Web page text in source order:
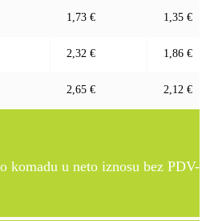
1,73 € 1,35 €
2,32 € 1,86 €
2,65 € 2,12 €
komadu u neto iznosu bez PDV-